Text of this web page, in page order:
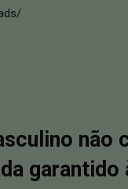
não
garantido